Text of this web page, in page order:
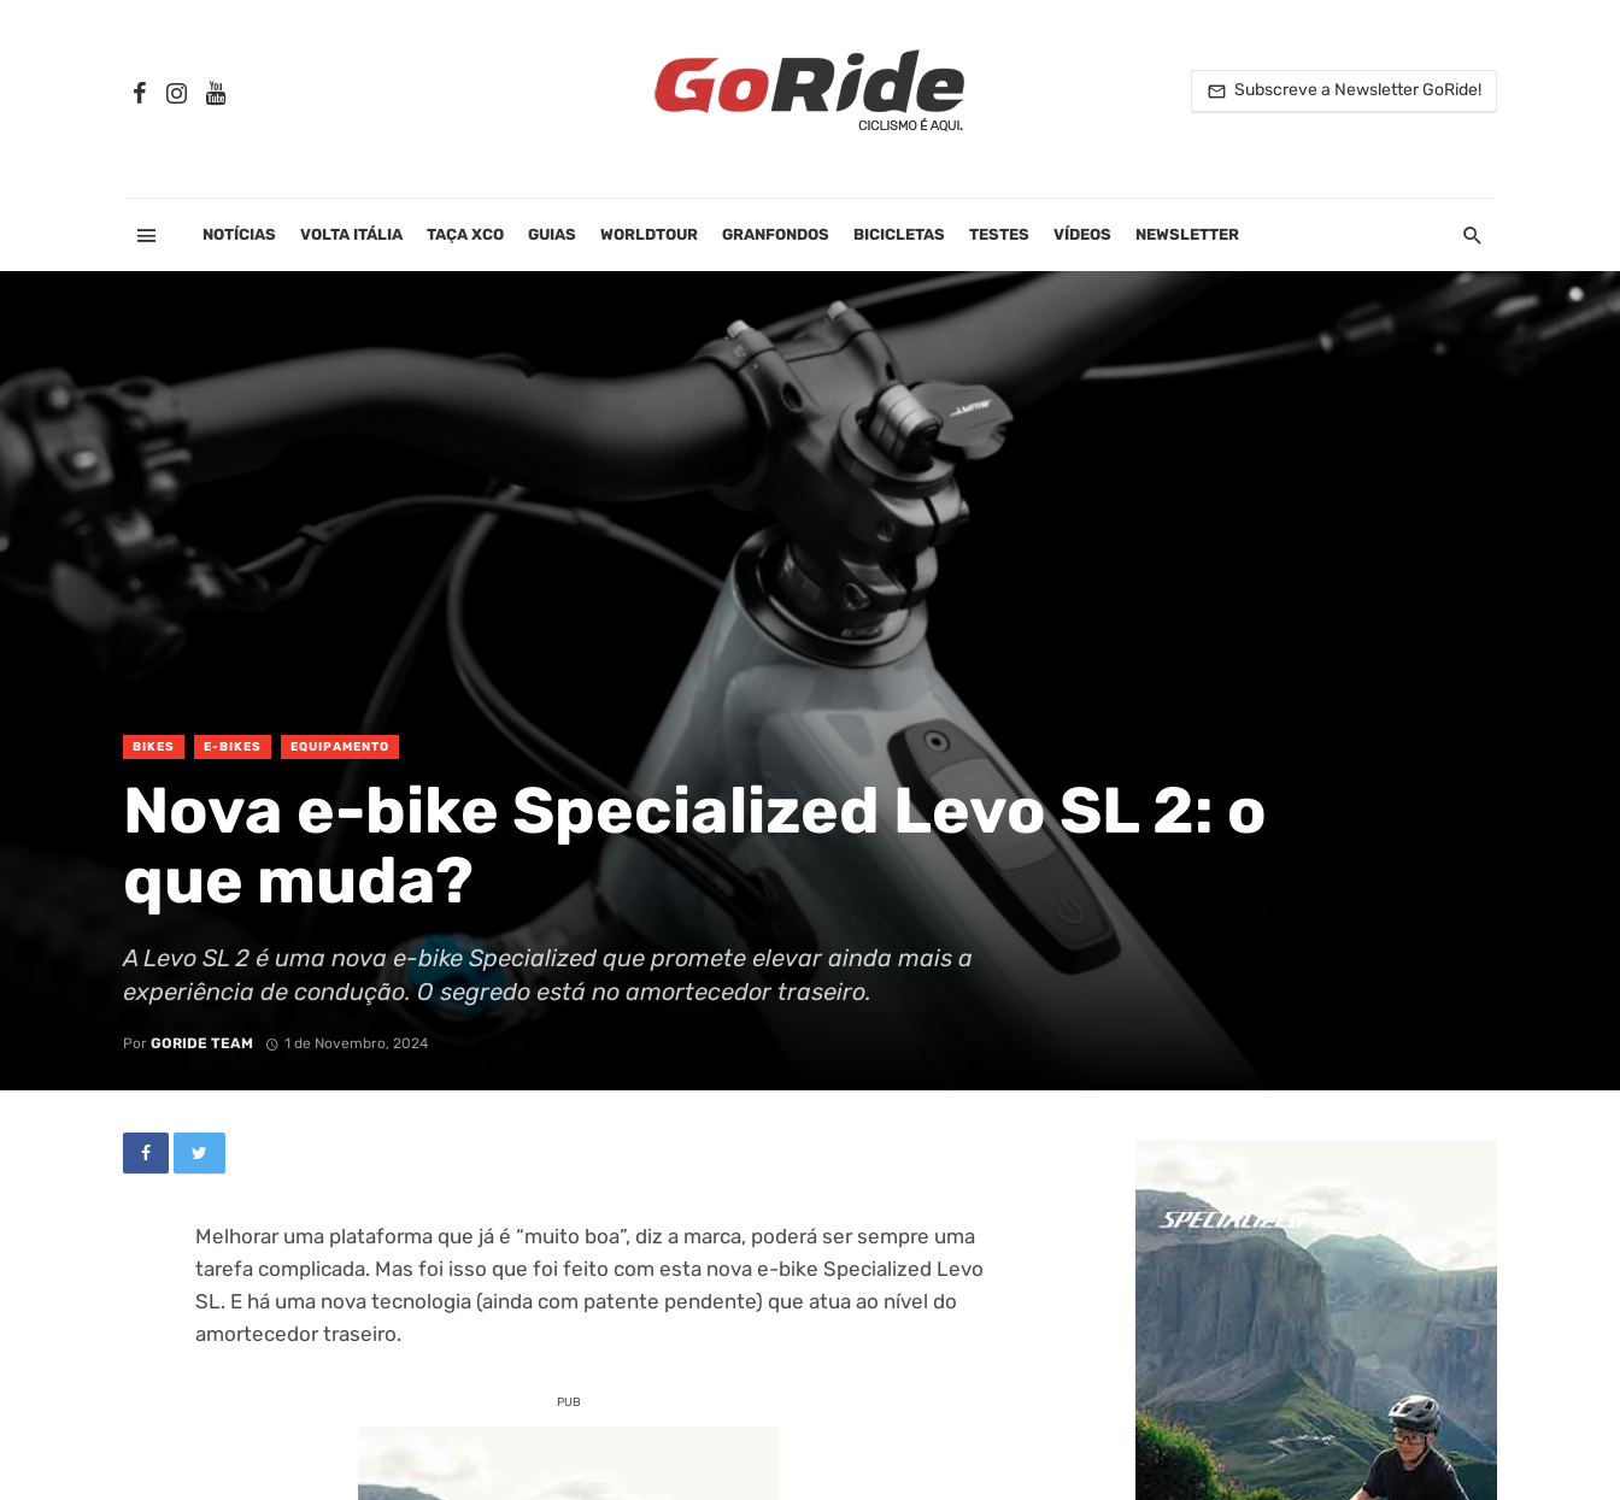
Subscreve a Newsletter GoRide!
NOTÍCIAS VOLTA ITÁLIA TAÇA XCO GUIAS WORLDTOUR GRANFONDOS BICICLETAS TESTES VÍDEOS NEWSLETTER
BIKES E-BIKES EQUIPAMENTO
Nova e-bike Specialized Levo SL 2: o
que muda?
A Levo SL 2 é uma nova e-bike Specialized que promete elevar ainda mais a
experiência de condução. O segredo está no amortecedor traseiro.
Por GORIDE TEAM 1 de Novembro, 2024
Melhorar uma plataforma que já é “muito boa”, diz a marca, poderá ser sempre uma
tarefa complicada. Mas foi isso que foi feito com esta nova e-bike Specialized Levo
SL. E há uma nova tecnologia (ainda com patente pendente) que atua ao nível do
amortecedor traseiro.
PUB